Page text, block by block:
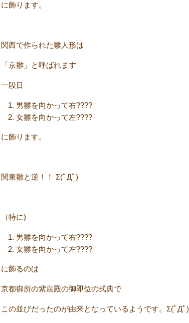
に飾ります。
関西で作られた雛人形は
「京雛」と呼ばれます
一段目
男雛を向かって右????
女雛を向かって左????
に飾ります。
関東雛と逆！！ Σ(ﾟДﾟ)
（特に)
男雛を向かって右????
女雛を向かって左????
に飾るのは
京都御所の紫宸殿の御即位の式典で
この並びだったのが由来となっているようです。Σ(ﾟДﾟ)